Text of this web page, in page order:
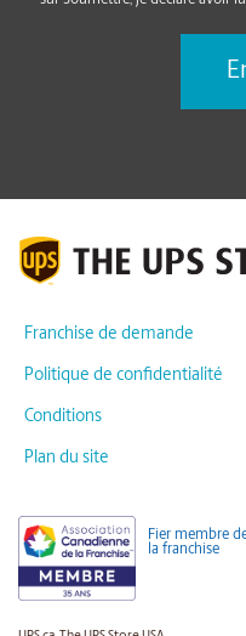
Franchise de demande
Politique de confidentialité
Conditions
Plan du site
Fier membre
la franchise